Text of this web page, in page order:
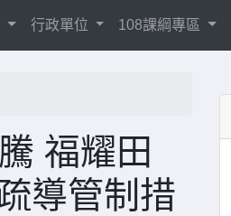
行政單位 108課綱專區
福耀田
導管制措